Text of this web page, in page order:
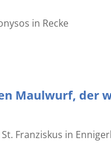
in Recke
Maulwurf, der
Franziskus in